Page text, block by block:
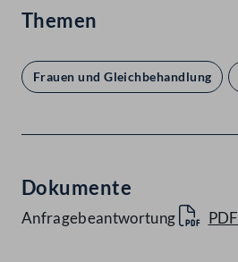
Themen
Frauen und Gleichbehandlung
Dokumente
Anfragebeantwortung PDF